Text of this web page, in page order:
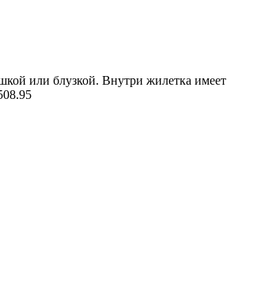
или блузкой. Внутри жилетка имеет